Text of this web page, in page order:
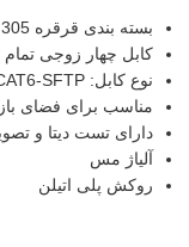
بسته بندی قرقره 305 متری
کابل چهار زوجی
نوع کابل: CAT6-SFTP
مناسب برای فضای باز
دارای تست دیتا و
آلیاژ مس
روکش پلی اتیلن